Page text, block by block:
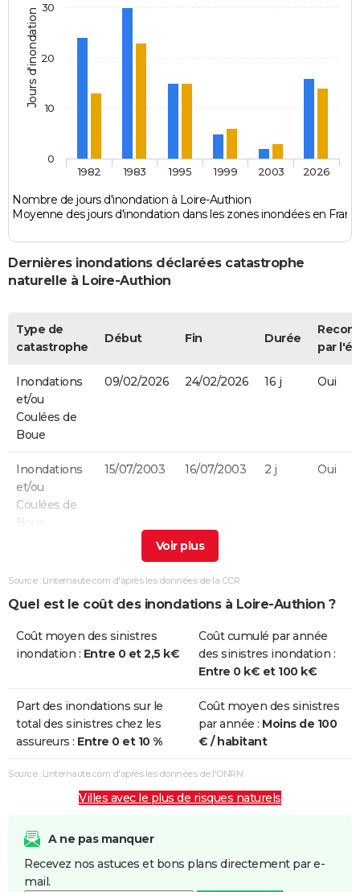
Jours d'inondation
Nombre de jours d'inondation à Loire-Authion
Moyenne des jours d'inondation dans les zones inondées en
1982 1983 1995 1999 2003 2026
0
10
20
30
Dernières inondations déclarées catastrophe
naturelle à Loire-Authion
Type de
catastrophe
Début Fin Durée
par
Inondations
et/ou
Coulées de
Boue
09/02/2026 24/02/2026 16 j Oui
Inondations
et/ou
Coulées de
Boue
15/07/2003 16/07/2003 2 j Oui
et/ou
Boue
25/12/1999 29/12/1999
Inondations
et/ou
17/01/1995 31/01/1995 15 j Oui
Inondations
et/ou
Coulées de
25/07/1983 26/07/1983 2 j Oui
et/ou
Source : Linternaute.com d'après les données de la CCR
Quel est le coût des inondations à Loire-Authion ?
Coût moyen des sinistres
inondation : Entre 0 et 2,5 k€
Coût cumulé par année
des sinistres inondation :
Entre 0 k€ et 100 k€
Part des inondations sur le
total des sinistres chez les
assureurs : Entre 0 et 10 %
Coût moyen des sinistres
par année : Moins de 100
€ / habitant
Source : Linternaute.com d'après les données de l'ONRN
Villes avec le plus de risques naturels
A ne pas manquer
Recevez nos astuces et bons plans directement par e-
mail.